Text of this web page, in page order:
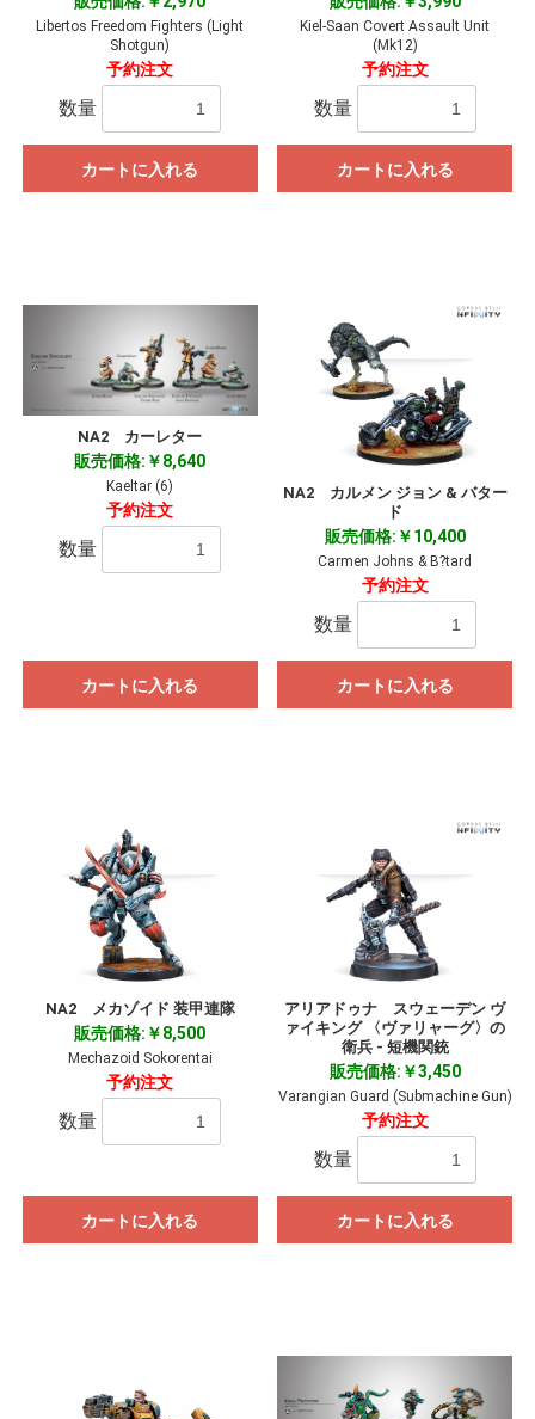
Libertos Freedom Fighters (Light
Shotgun)
予約注文
数量
カートに入れる
Kiel-Saan Covert Assault Unit
(Mk12)
予約注文
数量
カートに入れる
NA2 カーレター
販売価格:￥8,640
Kaeltar (6)
予約注文
数量
カートに入れる
NA2 カルメン ジョン & バター
ド
販売価格:￥10,400
Carmen Johns & B?tard
予約注文
数量
カートに入れる
NA2 メカゾイド 装甲連隊
販売価格:￥8,500
Mechazoid Sokorentai
予約注文
数量
カートに入れる
アリアドゥナ スウェーデン ヴ
ァイキング 〈ヴァリャーグ〉の
衛兵 - 短機関銃
販売価格:￥3,450
Varangian Guard (Submachine Gun)
予約注文
数量
カートに入れる